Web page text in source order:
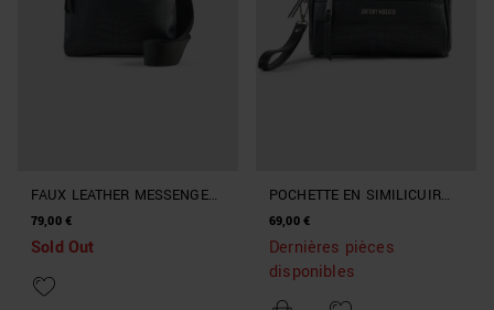
FAUX LEATHER MESSENGER
BAG WITH CROCODILE PRINT
79,00 €
Sold Out
POCHETTE EN SIMILICUIR
IMPRIMÉ CROCODILE
69,00 €
Dernières pièces
disponibles